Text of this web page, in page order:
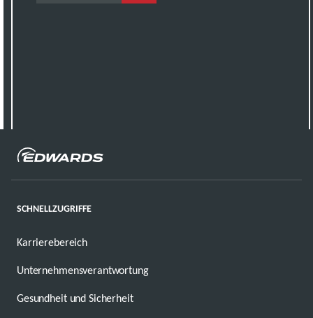
SCHNELLZUGRIFFE
Karrierebereich
Unternehmensverantwortung
Gesundheit und Sicherheit